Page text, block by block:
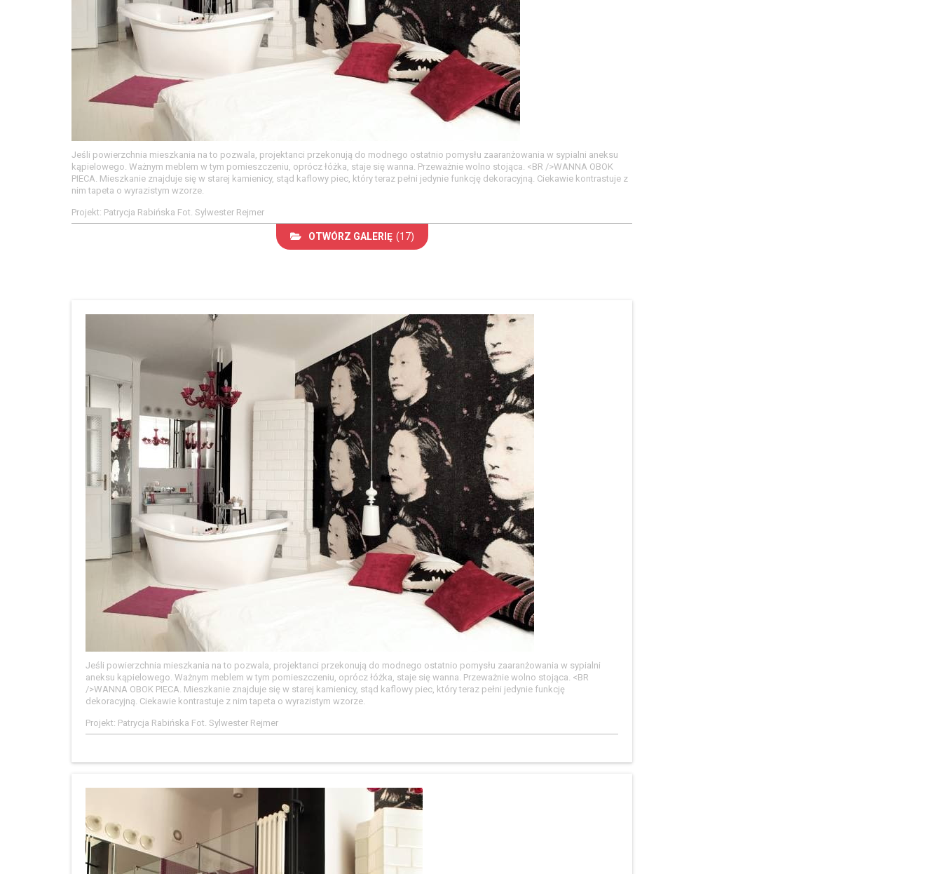
Jeśli powierzchnia mieszkania na to pozwala, projektanci przekonują do modnego ostatnio pomysłu zaaranżowania w sypialni aneksu
kąpielowego. Ważnym meblem w tym pomieszczeniu, oprócz łóżka, staje się wanna. Przeważnie wolno stojąca. <BR />WANNA OBOK
PIECA. Mieszkanie znajduje się w starej kamienicy, stąd kaflowy piec, który teraz pełni jedynie funkcję dekoracyjną. Ciekawie kontrastuje z
nim tapeta o wyrazistym wzorze.
Projekt: Patrycja Rabińska Fot. Sylwester Rejmer
OTWÓRZ GALERIĘ (17)
Jeśli powierzchnia mieszkania na to pozwala, projektanci przekonują do modnego ostatnio pomysłu zaaranżowania w sypialni
aneksu kąpielowego. Ważnym meblem w tym pomieszczeniu, oprócz łóżka, staje się wanna. Przeważnie wolno stojąca. <BR
/>WANNA OBOK PIECA. Mieszkanie znajduje się w starej kamienicy, stąd kaflowy piec, który teraz pełni jedynie funkcję
dekoracyjną. Ciekawie kontrastuje z nim tapeta o wyrazistym wzorze.
Projekt: Patrycja Rabińska Fot. Sylwester Rejmer